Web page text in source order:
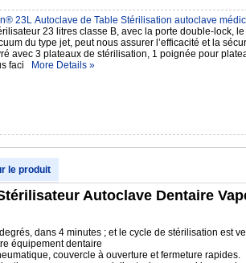
23L Autoclave de Table Stérilisation autoclave
23 litres classe B, avec la porte double-lock,
du type jet, peut nous assurer l’efficacité et la
avec 3 plateaux de stérilisation, 1 poignée pour
faci
More Details »
le produit
Autoclave Dentaire
dans 4 minutes ; et le cycle de stérilisation est
équipement dentaire
couvercle à ouverture et fermeture rapides.